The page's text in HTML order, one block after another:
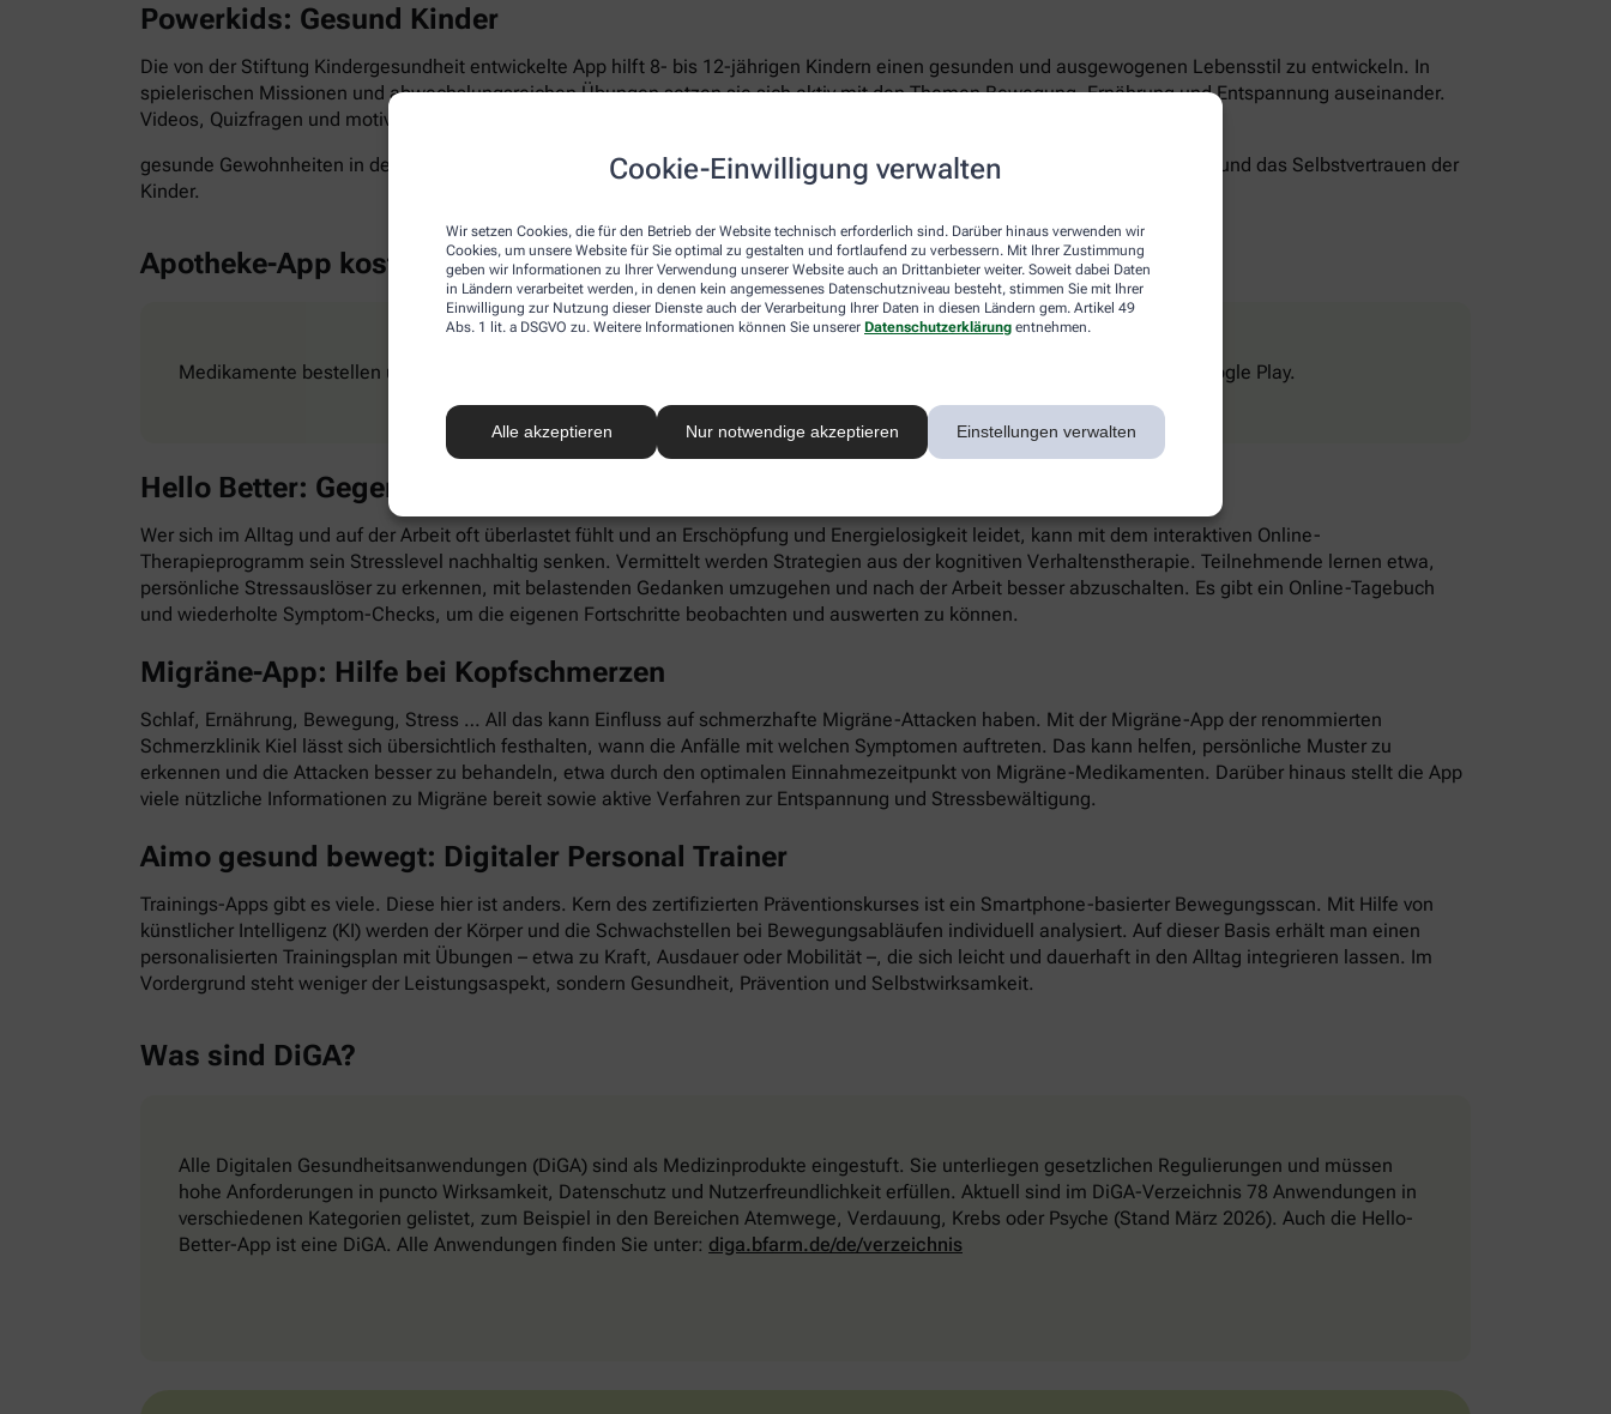
Cookie-Einwilligung verwalten
Wir setzen Cookies, die für den Betrieb der Website technisch erforderlich sind. Darüber hinaus verwenden wir
Cookies, um unsere Website für Sie optimal zu gestalten und fortlaufend zu verbessern. Mit Ihrer Zustimmung
geben wir Informationen zu Ihrer Verwendung unserer Website auch an Drittanbieter weiter. Soweit dabei Daten
in Ländern verarbeitet werden, in denen kein angemessenes Datenschutzniveau besteht, stimmen Sie mit Ihrer
Einwilligung zur Nutzung dieser Dienste auch der Verarbeitung Ihrer Daten in diesen Ländern gem. Artikel 49
Abs. 1 lit. a DSGVO zu. Weitere Informationen können Sie unserer Datenschutzerklärung entnehmen.
Alle akzeptieren Nur notwendige akzeptieren Einstellungen verwalten
Powerkids: Gesund Kinder
Die von der Stiftung Kindergesundheit entwickelte App hilft 8- bis 12-jährigen Kindern einen gesunden und ausgewogenen Lebensstil zu entwickeln. In
spielerischen Missionen und abwechslungsreichen Übungen setzen sie sich aktiv mit den Themen Bewegung, Ernährung und Entspannung auseinander.
Videos, Quizfragen und motivierende Aufgaben laden dazu ein, Neues auszuprobieren und
gesunde Gewohnheiten in den Alltag zu integrieren. Gleichzeitig fördert die App die Selbstwahrnehmung, Eigenverantwortung und das Selbstvertrauen der
Kinder.
Apotheke-App kostenlos
Medikamente bestellen und Rezepte ganz einfach digital einlösen: Die apotheke.com-App gibt’s im App Store und bei Google Play.
Hello Better: Gegen Stress & Burnout
Wer sich im Alltag und auf der Arbeit oft überlastet fühlt und an Erschöpfung und Energielosigkeit leidet, kann mit dem interaktiven Online-
Therapieprogramm sein Stresslevel nachhaltig senken. Vermittelt werden Strategien aus der kognitiven Verhaltenstherapie. Teilnehmende lernen etwa,
persönliche Stressauslöser zu erkennen, mit belastenden Gedanken umzugehen und nach der Arbeit besser abzuschalten. Es gibt ein Online-Tagebuch
und wiederholte Symptom-Checks, um die eigenen Fortschritte beobachten und auswerten zu können.
Migräne-App: Hilfe bei Kopfschmerzen
Schlaf, Ernährung, Bewegung, Stress … All das kann Einfluss auf schmerzhafte Migräne-Attacken haben. Mit der Migräne-App der renommierten
Schmerzklinik Kiel lässt sich übersichtlich festhalten, wann die Anfälle mit welchen Symptomen auftreten. Das kann helfen, persönliche Muster zu
erkennen und die Attacken besser zu behandeln, etwa durch den optimalen Einnahmezeitpunkt von Migräne-Medikamenten. Darüber hinaus stellt die App
viele nützliche Informationen zu Migräne bereit sowie aktive Verfahren zur Entspannung und Stressbewältigung.
Aimo gesund bewegt: Digitaler Personal Trainer
Trainings-Apps gibt es viele. Diese hier ist anders. Kern des zertifizierten Präventionskurses ist ein Smartphone-basierter Bewegungsscan. Mit Hilfe von
künstlicher Intelligenz (KI) werden der Körper und die Schwachstellen bei Bewegungsabläufen individuell analysiert. Auf dieser Basis erhält man einen
personalisierten Trainingsplan mit Übungen – etwa zu Kraft, Ausdauer oder Mobilität –, die sich leicht und dauerhaft in den Alltag integrieren lassen. Im
Vordergrund steht weniger der Leistungsaspekt, sondern Gesundheit, Prävention und Selbstwirksamkeit.
Was sind DiGA?
Alle Digitalen Gesundheitsanwendungen (DiGA) sind als Medizinprodukte eingestuft. Sie unterliegen gesetzlichen Regulierungen und müssen
hohe Anforderungen in puncto Wirksamkeit, Datenschutz und Nutzerfreundlichkeit erfüllen. Aktuell sind im DiGA-Verzeichnis 78 Anwendungen in
verschiedenen Kategorien gelistet, zum Beispiel in den Bereichen Atemwege, Verdauung, Krebs oder Psyche (Stand März 2026). Auch die Hello-
Better-App ist eine DiGA. Alle Anwendungen finden Sie unter: diga.bfarm.de/de/verzeichnis